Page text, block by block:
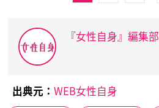
『女性自身』編集部
出典元： WEB女性自身